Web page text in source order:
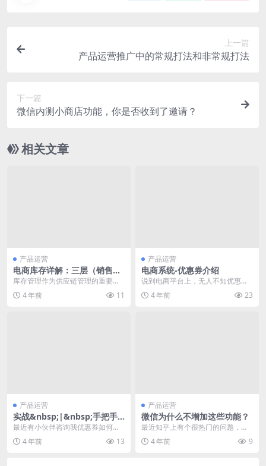
上一篇
产品运营推广中的常规打法和非常规打法
下一篇
微信内测小商店功能，你是否收到了邀请？
相关文章
产品运营
电商库存详解：三层（销售
层、调度层、仓库层）来看库
存设计
库存管理作为供应链管理的重要组
成部分，不论对于电商企业还是实
体企业都至关重要。库...
4 年前 11
产品运营
电商系统-优惠券介绍
说到电商平台上，无人不知优惠券
体系，它是一种常见的促销方式，
在规定的周期内，购买...
4 年前 23
产品运营
实战&nbsp;|&nbsp;手把手
教你优惠券的设计
最近有小伙伴咨询我优惠券如何设
计？今天就实际举个例子来告诉大
家优惠券如何设计。 ...
4 年前 13
产品运营
微信为什么不增加这些功能？
最近知乎上有个很热门的问题，微
信最应该增加的功能是什么？我提
了一些我的意见，获得...
4 年前 9